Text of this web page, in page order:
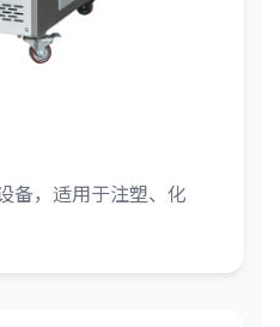
备，适用于注塑、化